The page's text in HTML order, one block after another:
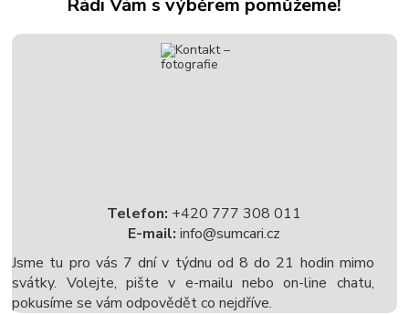
Rádi Vám s výběrem pomůžeme!
Telefon: +420 777 308 011
E-mail: info@sumcari.cz
Jsme tu pro vás 7 dní v týdnu od 8 do 21 hodin mimo
svátky. Volejte, pište v e-mailu nebo on-line chatu,
pokusíme se vám odpovědět co nejdříve.